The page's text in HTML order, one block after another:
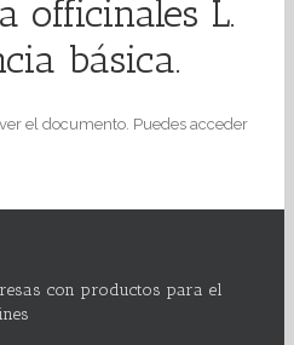
officinales L.
básica.
el documento. Puedes acceder
con productos para el